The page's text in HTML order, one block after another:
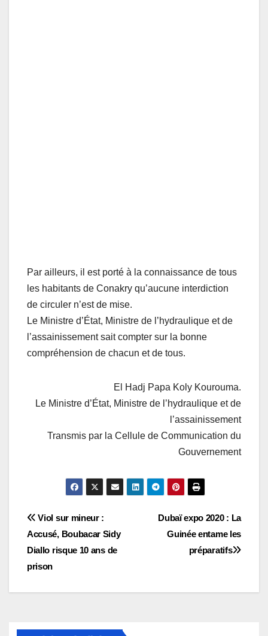
Par ailleurs, il est porté à la connaissance de tous
les habitants de Conakry qu’aucune interdiction
de circuler n’est de mise.
Le Ministre d’État, Ministre de l’hydraulique et de
l’assainissement sait compter sur la bonne
compréhension de chacun et de tous.
El Hadj Papa Koly Kourouma.
Le Ministre d’État, Ministre de l’hydraulique et de
l’assainissement
Transmis par la Cellule de Communication du
Gouvernement
Navigation
de
l’article
Dubaï expo 2020 : La
Guinée entame les
préparatifs
Viol sur mineur :
Accusé, Boubacar Sidy
Diallo risque 10 ans de
prison